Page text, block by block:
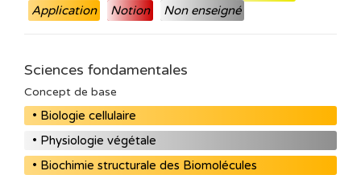
Application
Notion Non enseigné
Sciences fondamentales
Concept de base
• Biologie cellulaire
• Physiologie végétale
• Biochimie structurale des Biomolécules